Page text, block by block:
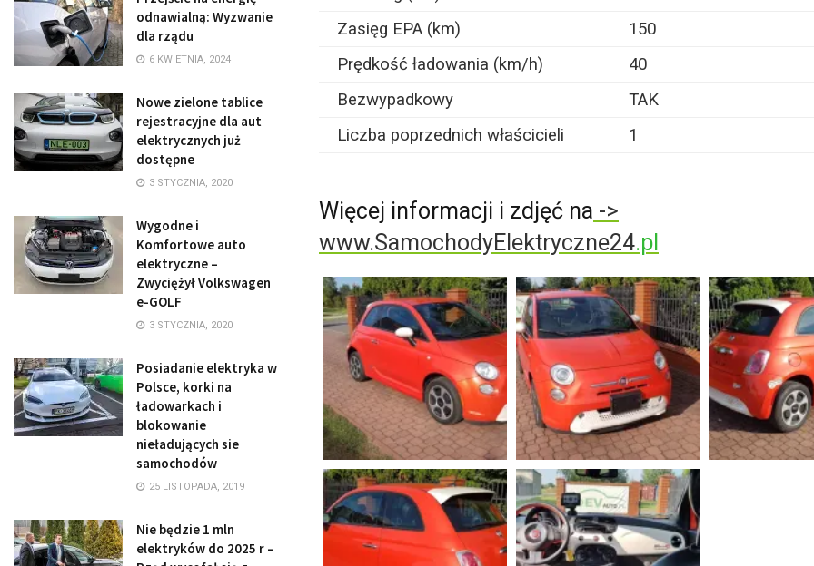
Zasięg EPA (km)
150
Prędkość ładowania (km/h)
40
Bezwypadkowy
TAK
Liczba poprzednich właścicieli
1
Więcej informacji i zdjęć na ->
www.SamochodyElektryczne24.pl
odnawialną: Wyzwanie
dla rządu
6 KWIETNIA, 2024
Nowe zielone tablice
rejestracyjne dla aut
elektrycznych już
dostępne
3 STYCZNIA, 2020
Wygodne i
Komfortowe auto
elektryczne –
Zwyciężył Volkswagen
e-GOLF
3 STYCZNIA, 2020
Posiadanie elektryka w
Polsce, korki na
ładowarkach i
blokowanie
nieładujących sie
samochodów
25 LISTOPADA, 2019
Nie będzie 1 mln
elektryków do 2025 r –